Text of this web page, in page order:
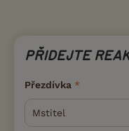
PŘIDEJTE
Přezdívka